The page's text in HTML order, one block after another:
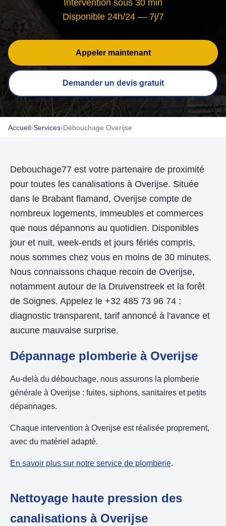
Intervention sous 30 min
Disponible 24h/24 — 7j/7
Appeler maintenant
Demander un devis gratuit
Accueil›Services›Débouchage Overijse
Debouchage77 est votre partenaire de proximité
pour toutes les canalisations à Overijse. Située
dans le Brabant flamand, Overijse compte de
nombreux logements, immeubles et commerces
que nous dépannons au quotidien. Disponibles
jour et nuit, week-ends et jours fériés compris,
nous sommes chez vous en moins de 30 minutes.
Nous connaissons chaque recoin de Overijse,
notamment autour de la Druivenstreek et la forêt
de Soignes. Appelez le +32 485 73 96 74 :
diagnostic transparent, tarif annoncé à l'avance et
aucune mauvaise surprise.
Dépannage plomberie à Overijse
Au-delà du débouchage, nous assurons la plomberie
générale à Overijse : fuites, siphons, sanitaires et petits
dépannages.
Chaque intervention à Overijse est réalisée proprement,
avec du matériel adapté.
En savoir plus sur notre service de plomberie.
Nettoyage haute pression des
canalisations à Overijse